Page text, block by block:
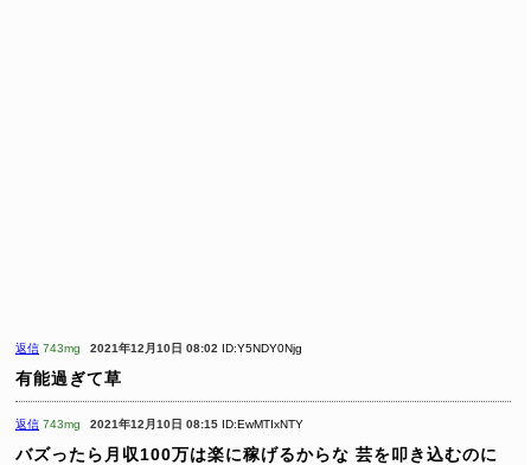
返信 743mg 2021年12月10日 08:02 ID:Y5NDY0Njg
有能過ぎて草
返信 743mg 2021年12月10日 08:15 ID:EwMTIxNTY
バズったら月収100万は楽に稼げるからな 芸を叩き込むのに